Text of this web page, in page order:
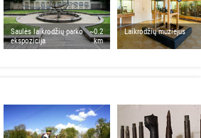
Saulės laikrodžių parko
ekspozicija
~0.2
km
Laikrodžių muziejus